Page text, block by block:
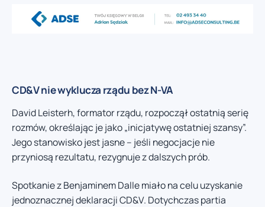
CD&V nie wyklucza rządu bez N-VA
David Leisterh, formator rządu, rozpoczął ostatnią serię
rozmów, określając je jako „inicjatywę ostatniej szansy”.
Jego stanowisko jest jasne – jeśli negocjacje nie
przyniosą rezultatu, rezygnuje z dalszych prób.
Spotkanie z Benjaminem Dalle miało na celu uzyskanie
jednoznacznej deklaracji CD&V. Dotychczas partia